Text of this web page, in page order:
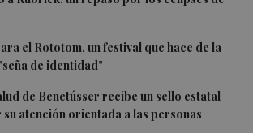
el Rototom, un festival que hace de la
de identidad"
de Benetússer recibe un sello estatal
atención orientada a las personas